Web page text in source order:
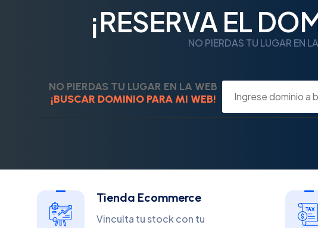
¡RESERVA EL
NO PIERDAS TU LUGAR EN
NO PIERDAS TU LUGAR EN LA WEB
¡BUSCAR DOMINIO PARA MI WEB!
Tienda Ecommerce
Vinculta tu stock con tu